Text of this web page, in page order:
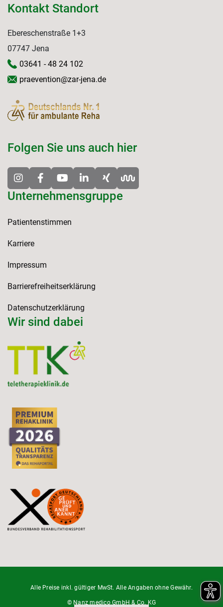
Unternehmensgruppe
Patientenstimmen
Karriere
Impressum
Barrierefreiheitserklärung
Datenschutzerklärung
Kontakt Standort
Ebereschenstraße 1+3
07747 Jena
03641 - 48 24 102
praevention@zar-jena.de
Folgen Sie uns auch hier
Wir sind dabei
Alle Preise inkl. gültiger MwSt. Alle Angaben ohne Gewähr.
© Nanz medico GmbH & Co. KG